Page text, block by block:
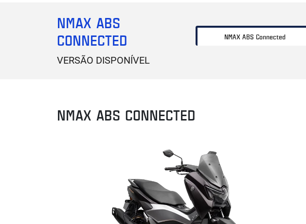
NMAX ABS
CONNECTED
VERSÃO DISPONÍVEL
NMAX ABS Connected
NMAX ABS CONNECTED